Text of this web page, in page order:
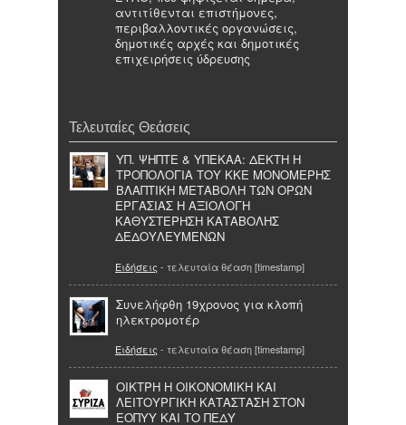
αντιτίθενται επιστήμονες,
περιβαλλοντικές οργανώσεις,
δημοτικές αρχές και δημοτικές
επιχειρήσεις ύδρευσης
Τελευταίες Θεάσεις
ΥΠ. ΨΗΠΤΕ & ΥΠΕΚΑΑ: ΔΕΚΤΗ Η
ΤΡΟΠΟΛΟΓΙΑ ΤΟΥ ΚΚΕ ΜΟΝΟΜΕΡΗΣ
ΒΛΑΠΤΙΚΗ ΜΕΤΑΒΟΛΗ ΤΩΝ ΟΡΩΝ
ΕΡΓΑΣΙΑΣ Η ΑΞΙΟΛΟΓΗ
ΚΑΘΥΣΤΕΡΗΣΗ ΚΑΤΑΒΟΛΗΣ
ΔΕΔΟΥΛΕΥΜΕΝΩΝ
Ειδήσεις - τελευταία θέαση [timestamp]
Συνελήφθη 19χρονος για κλοπή
ηλεκτρομοτέρ
Ειδήσεις - τελευταία θέαση [timestamp]
ΟΙΚΤΡΗ Η ΟΙΚΟΝΟΜΙΚΗ ΚΑΙ
ΛΕΙΤΟΥΡΓΙΚΗ ΚΑΤΑΣΤΑΣΗ ΣΤΟΝ
ΕΟΠΥΥ ΚΑΙ ΤΟ ΠΕΔΥ